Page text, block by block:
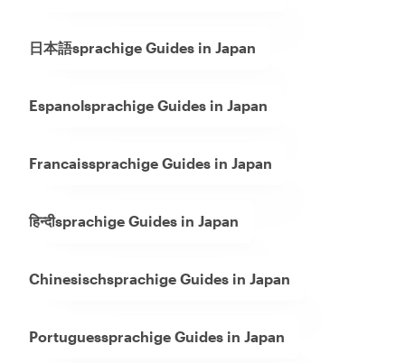
日本語sprachige Guides in Japan
Espanolsprachige Guides in Japan
Francaissprachige Guides in Japan
हिन्दीsprachige Guides in Japan
Chinesischsprachige Guides in Japan
Portuguessprachige Guides in Japan